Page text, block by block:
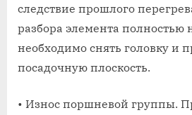
следствие прошлого
разбора элемента полностью
необходимо снять головку и
посадочную плоскость.
• Износ поршневой группы.